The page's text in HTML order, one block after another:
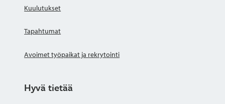
Kuulutukset
Tapahtumat
Avoimet työpaikat ja rekrytointi
Hyvä tietää